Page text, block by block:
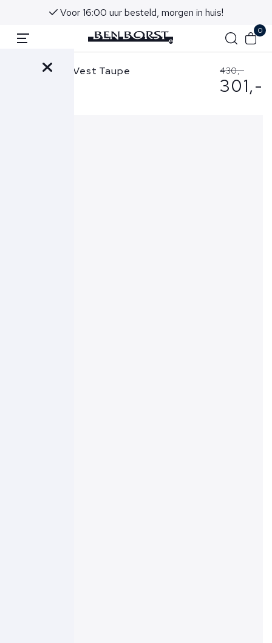
Voor 16:00 uur besteld, morgen in huis!
0
Stone Island Vest Taupe 430,-
301,-